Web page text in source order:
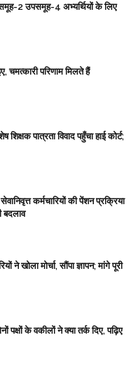
2 उपसमूह-4 अभ्यर्थियों के लिए
चमत्कारी परिणाम मिलते हैं
पात्रता विवाद पहुँचा हाई कोर्ट;
कर्मचारियों की पेंशन प्रक्रिया
बदलाव
ने खोला मोर्चा, सौंपा ज्ञापन; मांगे पूरी
पक्षों के वकीलों ने क्या तर्क दिए, पढ़िए